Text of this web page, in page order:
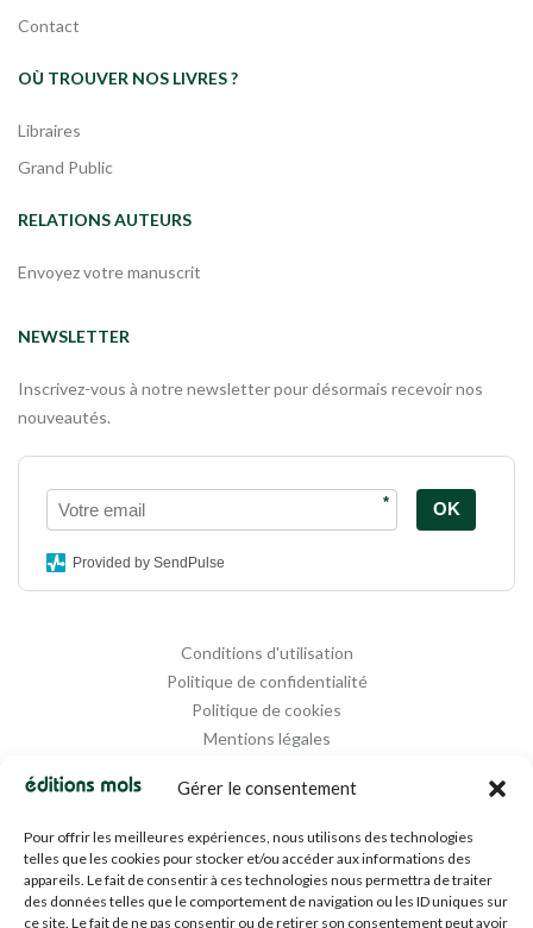
Gérer le consentement
Pour offrir les meilleures expériences, nous utilisons des technologies
telles que les cookies pour stocker et/ou accéder aux informations des
appareils. Le fait de consentir à ces technologies nous permettra de traiter
des données telles que le comportement de navigation ou les ID uniques sur
ce site. Le fait de ne pas consentir ou de retirer son consentement peut avoir
Contact
OÙ TROUVER NOS LIVRES ?
Libraires
Grand Public
RELATIONS AUTEURS
Envoyez votre manuscrit
NEWSLETTER
Inscrivez-vous à notre newsletter pour désormais recevoir nos
nouveautés.
* OK
Provided by SendPulse
Conditions d'utilisation
Politique de confidentialité
Politique de cookies
Mentions légales